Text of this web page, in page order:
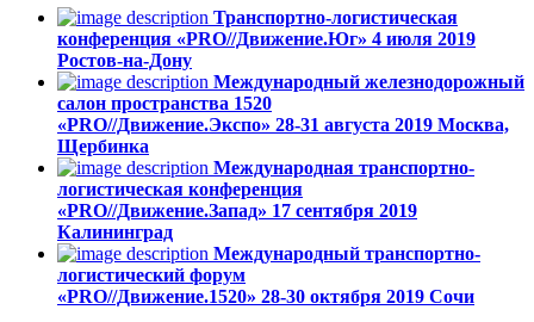
Транспортно-логистическая
конференция «PRO//Движение.Юг» 4 июля 2019
Ростов-на-Дону
Международный железнодорожный
салон пространства 1520
«PRO//Движение.Экспо» 28-31 августа 2019 Москва,
Щербинка
Международная транспортно-
логистическая конференция
«PRO//Движение.Запад» 17 сентября 2019
Калининград
Международный транспортно-
логистический форум
«PRO//Движение.1520» 28-30 октября 2019 Сочи